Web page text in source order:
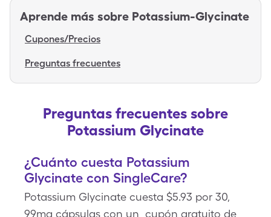
Aprende más sobre Potassium-Glycinate
Cupones/Precios
Preguntas frecuentes
Preguntas frecuentes sobre
Potassium Glycinate
¿Cuánto cuesta Potassium
Glycinate con SingleCare?
Potassium Glycinate cuesta $5.93 por 30,
99mg cápsulas con un cupón gratuito de